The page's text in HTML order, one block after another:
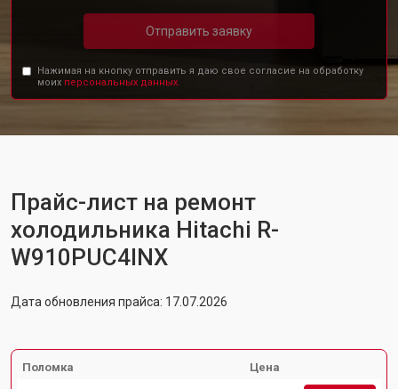
Отправить заявку
Нажимая на кнопку отправить я даю свое согласие на обработку
моих персональных данных.
Прайс-лист на ремонт
холодильника Hitachi R-
W910PUC4INX
Дата обновления прайса: 17.07.2026
Поломка Цена